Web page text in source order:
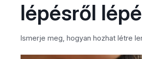
lépésről
Ismerje meg, hogyan hozhat létre